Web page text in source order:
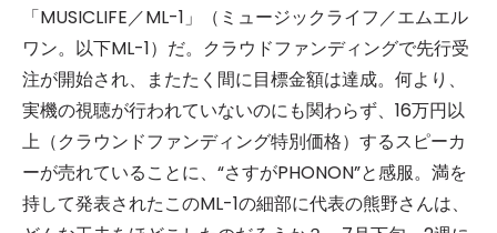
「MUSICLIFE／ML-1」（ミュージックライフ／エムエル
ワン。以下ML-1）だ。クラウドファンディングで先行受
注が開始され、またたく間に目標金額は達成。何より、
実機の視聴が行われていないのにも関わらず、16万円以
上（クラウンドファンディング特別価格）するスピーカ
ーが売れていることに、“さすがPHONON”と感服。満を
持して発表されたこのML-1の細部に代表の熊野さんは、